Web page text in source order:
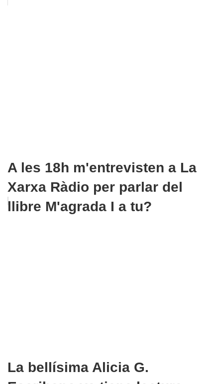
A les 18h m'entrevisten a La
Xarxa Ràdio per parlar del
llibre M'agrada I a tu?
La bellísima Alicia G.